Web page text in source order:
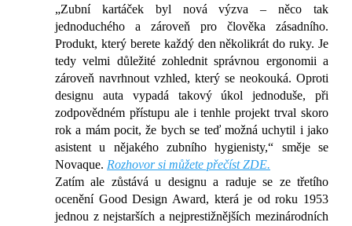
„Zubní kartáček byl nová výzva – něco tak
jednoduchého a zároveň pro člověka zásadního.
Produkt, který berete každý den několikrát do ruky. Je
tedy velmi důležité zohlednit správnou ergonomii a
zároveň navrhnout vzhled, který se neokouká. Oproti
designu auta vypadá takový úkol jednoduše, při
zodpovědném přístupu ale i tenhle projekt trval skoro
rok a mám pocit, že bych se teď možná uchytil i jako
asistent u nějakého zubního hygienisty,“ směje se
Novaque. Rozhovor si můžete přečíst ZDE.
Zatím ale zůstává u designu a raduje se ze třetího
ocenění Good Design Award, která je od roku 1953
jednou z nejstarších a nejprestižnějších mezinárodních